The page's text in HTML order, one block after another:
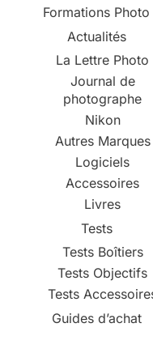
Formations Photo
Actualités
La Lettre Photo
Journal de
photographe
Nikon
Autres Marques
Logiciels
Accessoires
Livres
Tests
Tests Boîtiers
Tests Objectifs
Tests
Guides d’achat